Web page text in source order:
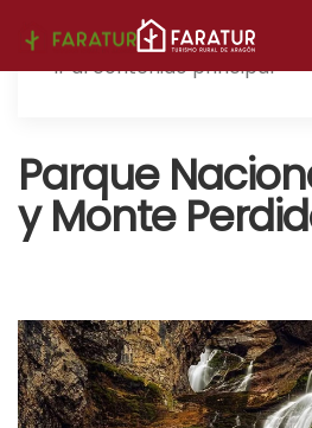
Ir al contenido principal
Parque
y Monte